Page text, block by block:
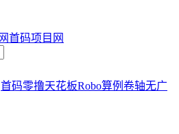
首码项目网
首码零撸天花板Robo算例卷轴无广